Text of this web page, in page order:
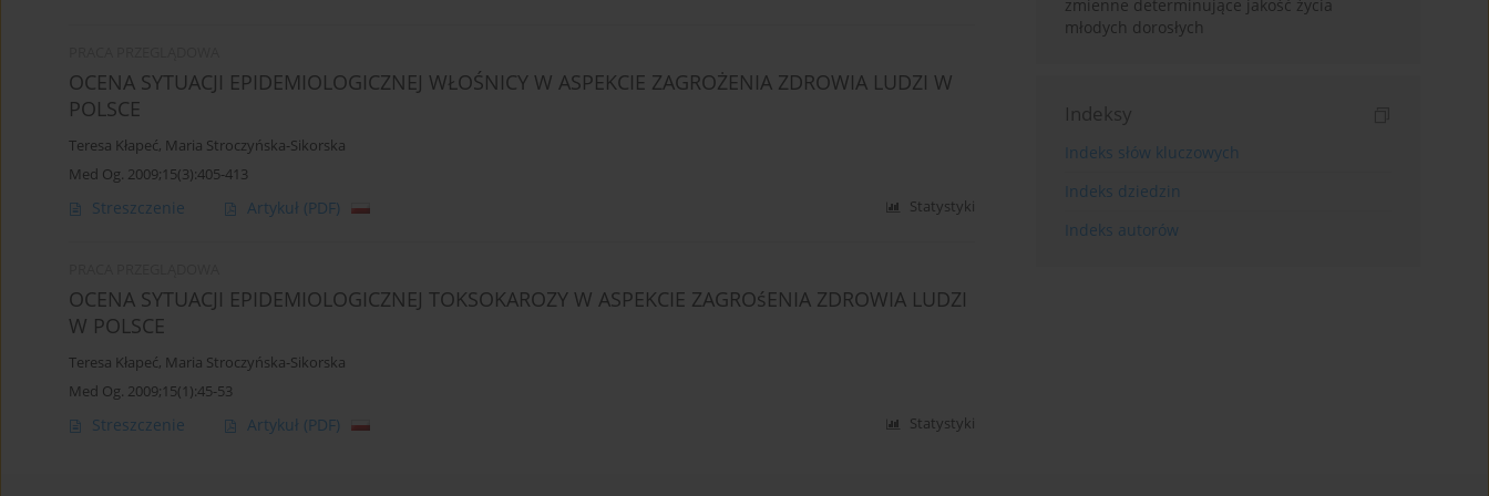
OCENA SYTUACJI EPIDEMIOLOGICZNEJ WŁOŚNICY W ASPEKCIE ZAGROŻENIA ZDROWIA LUDZI W
POLSCE
Teresa Kłapeć, Maria Stroczyńska-Sikorska
Med Og. 2009;15(3):405-413
Streszczenie Artykuł (PDF) Statystyki
OCENA SYTUACJI EPIDEMIOLOGICZNEJ TOKSOKAROZY W ASPEKCIE ZAGROśENIA ZDROWIA LUDZI
W POLSCE
Teresa Kłapeć, Maria Stroczyńska-Sikorska
Med Og. 2009;15(1):45-53
Streszczenie Artykuł (PDF) Statystyki
zmienne determinujące jakość życia
młodych dorosłych
Indeksy
Indeks słów kluczowych
Indeks dziedzin
Indeks autorów